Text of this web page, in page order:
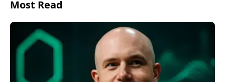
Most Read